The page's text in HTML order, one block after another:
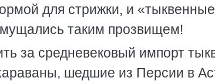
для стрижки, и
таким прозвищем!
за средневековый импорт
шедшие из Персии в